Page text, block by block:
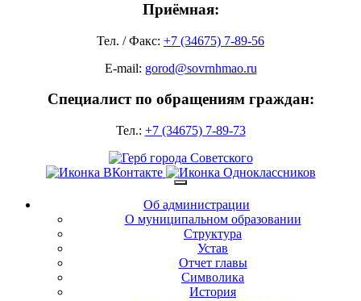
Приёмная:
Тел. / Факс: +7 (34675) 7-89-56
E-mail: gorod@sovrnhmao.ru
Специалист по обращениям граждан:
Тел.: +7 (34675) 7-89-73
Об администрации
О муниципальном образовании
Структура
Устав
Отчет главы
Символика
История